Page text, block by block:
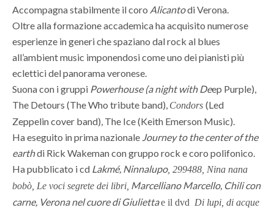
Accompagna stabilmente il coro Alicantodi Verona.
Oltre alla formazione accademica ha acquisito numerose
esperienze in generi che spaziano dal rock al blues
all’ambient music imponendosi come uno dei pianisti più
eclettici del panorama veronese.
Suona con i gruppi Powerhouse (a night with Deep Purple),
The Detours (The Who tribute band), Condors (Led
Zeppelin cover band), The Ice (Keith Emerson Music).
Ha eseguito in prima nazionale Journey to the center of the
earthdi Rick Wakeman con gruppo rock e coro polifonico.
Ha pubblicato i cd Lakmé, Ninnalupo, 299488, Nina nana
bobò, Le voci segrete dei libri, Marcelliano Marcello, Chili con
carne, Verona nel cuore di Giuliettae il dvd Di lupi, di acque